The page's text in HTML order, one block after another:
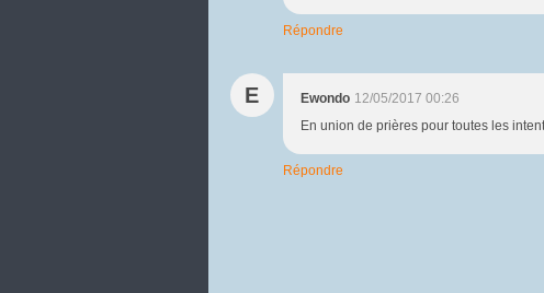
Répondre
E Ewondo 12/05/2017 00:26
En union de prières pour toutes les
Répondre